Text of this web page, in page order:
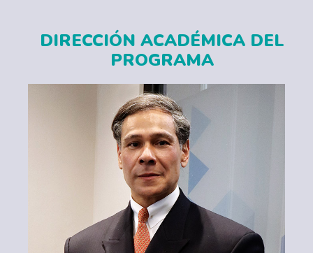
DIRECCIÓN ACADÉMICA DEL
PROGRAMA